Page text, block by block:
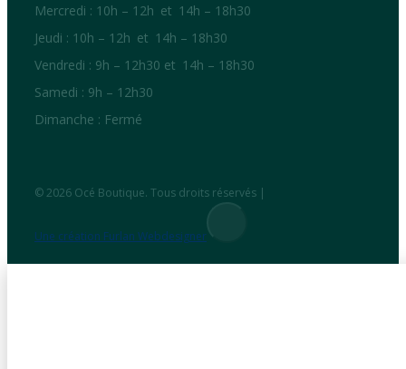
Mercredi : 10h – 12h et 14h – 18h30
Jeudi : 10h – 12h et 14h – 18h30
Vendredi : 9h – 12h30 et 14h – 18h30
Samedi : 9h – 12h30
Dimanche : Fermé
© 2026 Océ Boutique. Tous droits réservés |
Une création Furlan Webdesigner